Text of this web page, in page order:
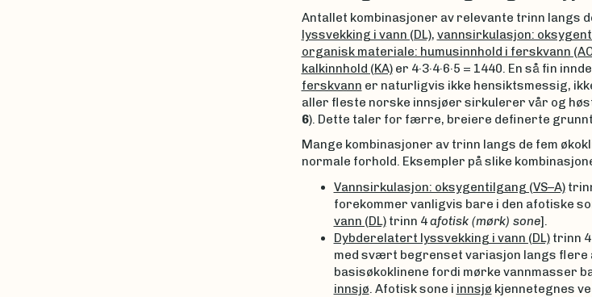
Antallet kombinasjoner av relevante trinn langs
lyssvekking i vann (DL), vannsirkulasjon:
organisk materiale: humusinnhold i ferskvann
kalkinnhold (KA)er 4·3·4·6·5 = 1440. En så fin
ferskvann er naturligvis ikke hensiktsmessig,
aller fleste norske innsjøer sirkulerer vår og
6). Dette taler for færre, breiere definerte
Mange kombinasjoner av trinn langs de fem
normale forhold. Eksempler på slike
Vannsirkulasjon: oksygentilgang (VS–A)
forekommer vanligvis bare i den afotiske
vann (DL)trinn 4afotisk (mørk) sone].
Dybderelatert lyssvekking i vann (DL)trinn 4
med svært begrenset variasjon langs flere
basisøkoklinene fordi mørke vannmasser
innsjø . Afotisk sone i innsjø kjennetegnes